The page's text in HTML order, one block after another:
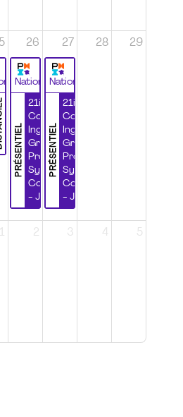
26
National
PRÉSENTIEL
21ième
Congrès
Ingénierie
Grands
Projets et
Systèmes
Complexes
- Jour 1
27
National
PRÉSENTIEL
21ième
Congrès
Ingénierie
Grands
Projets et
Systèmes
Complexes
- Jour 2
28 29
1 2 3 4 5